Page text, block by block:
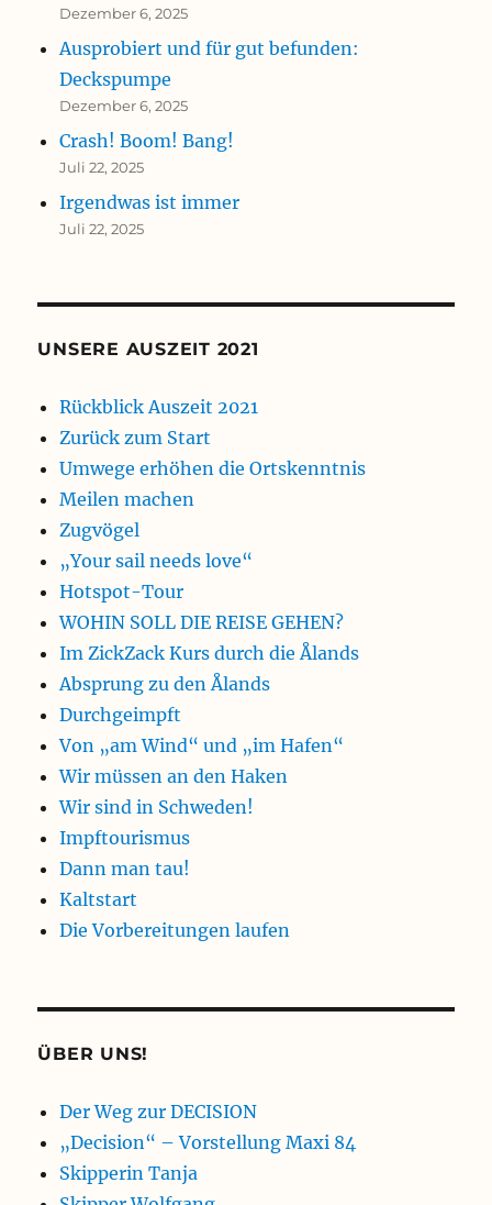
Dezember 6, 2025
Ausprobiert und für gut befunden:
Deckspumpe
Dezember 6, 2025
Crash! Boom! Bang!
Juli 22, 2025
Irgendwas ist immer
Juli 22, 2025
UNSERE AUSZEIT 2021
Rückblick Auszeit 2021
Zurück zum Start
Umwege erhöhen die Ortskenntnis
Meilen machen
Zugvögel
„Your sail needs love“
Hotspot-Tour
WOHIN SOLL DIE REISE GEHEN?
Im ZickZack Kurs durch die Ålands
Absprung zu den Ålands
Durchgeimpft
Von „am Wind“ und „im Hafen“
Wir müssen an den Haken
Wir sind in Schweden!
Impftourismus
Dann man tau!
Kaltstart
Die Vorbereitungen laufen
ÜBER UNS!
Der Weg zur DECISION
„Decision“ – Vorstellung Maxi 84
Skipperin Tanja